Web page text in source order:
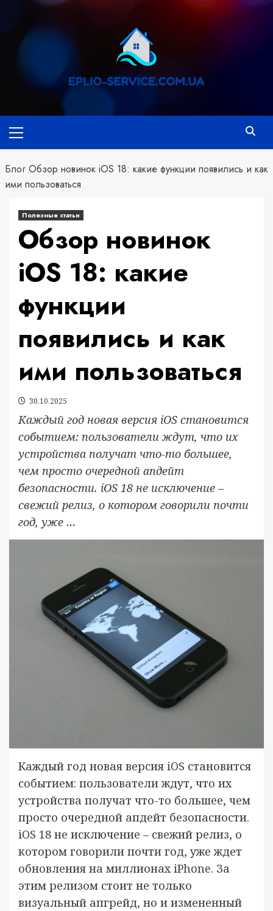
Перейти
содержимому
меню
Блог Обзор новинок iOS 18: какие функции появились и как
ими пользоваться
Полезные статьи
Обзор новинок
iOS 18: какие
функции
появились и как
ими пользоваться
30.10.2025
Каждый год новая версия iOS становится
событием: пользователи ждут, что их
устройства получат что-то большее,
чем просто очередной апдейт
безопасности. iOS 18 не исключение –
свежий релиз, о котором говорили почти
год, уже …
Каждый год новая версия iOS становится
событием: пользователи ждут, что их
устройства получат что-то большее, чем
просто очередной апдейт безопасности.
iOS 18 не исключение – свежий релиз, о
котором говорили почти год, уже ждет
обновления на миллионах iPhone. За
этим релизом стоит не только
визуальный апгрейд, но и измененный